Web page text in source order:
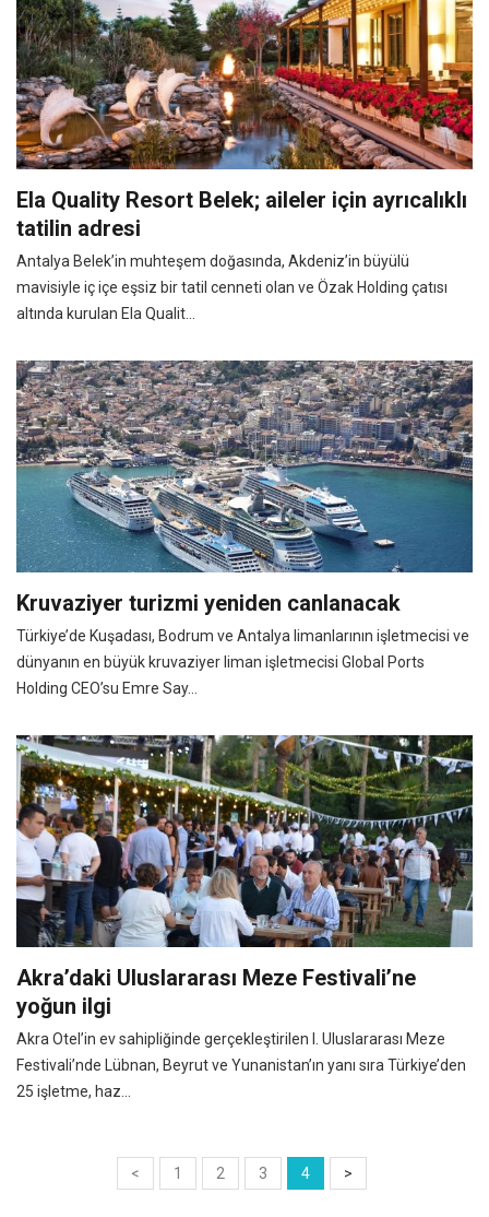
Ela Quality Resort Belek; aileler için ayrıcalıklı
tatilin adresi
Antalya Belek’in muhteşem doğasında, Akdeniz’in büyülü
mavisiyle iç içe eşsiz bir tatil cenneti olan ve Özak Holding çatısı
altında kurulan Ela Qualit...
Kruvaziyer turizmi yeniden canlanacak
Türkiye’de Kuşadası, Bodrum ve Antalya limanlarının işletmecisi ve
dünyanın en büyük kruvaziyer liman işletmecisi Global Ports
Holding CEO’su Emre Say...
Akra’daki Uluslararası Meze Festivali’ne
yoğun ilgi
Akra Otel’in ev sahipliğinde gerçekleştirilen I. Uluslararası Meze
Festivali’nde Lübnan, Beyrut ve Yunanistan’ın yanı sıra Türkiye’den
25 işletme, haz...
< 1 2 3 4 >